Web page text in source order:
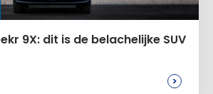
9X: dit is de belachelijke SUV
>